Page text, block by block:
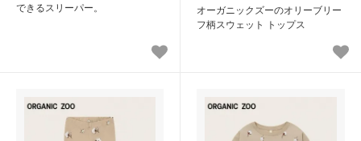
できるスリーパー。
オーガニックズーのオリーブリー
フ柄スウェット トップス